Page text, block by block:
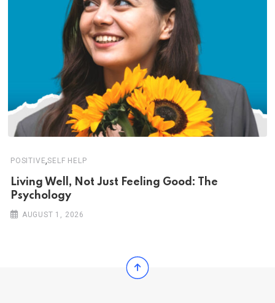
POSITIVE,SELF HELP
Living Well, Not Just Feeling Good: The
Psychology
AUGUST 1, 2026